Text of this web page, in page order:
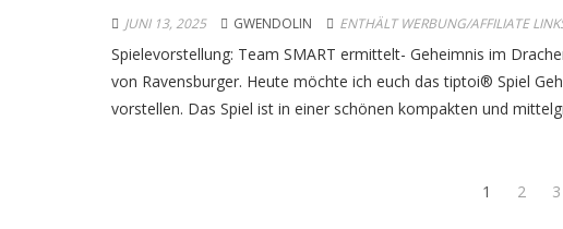
JUNI 13, 2025 GWENDOLIN ENTHÄLT WERBUNG/AFFILIATE
Spielevorstellung: Team SMART ermittelt- Geheimnis im
von Ravensburger. Heute möchte ich euch das tiptoi® Spiel
vorstellen. Das Spiel ist in einer schönen kompakten und
1 2 3